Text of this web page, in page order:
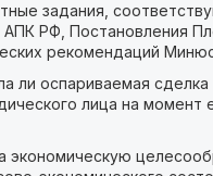
задания,
АПК РФ, Постановления
рекомендаций
ли оспариваемая сделка
лица на момент
экономическую